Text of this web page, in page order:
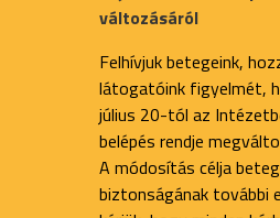
változásáról
Felhívjuk betegeink,
látogatóink figyelmét,
július 20-tól az
belépés rendje
A módosítás célja
biztonságának további